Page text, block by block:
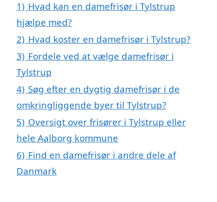
1) Hvad kan en damefrisør i Tylstrup
hjælpe med?
2) Hvad koster en damefrisør i Tylstrup?
3) Fordele ved at vælge damefrisør i
Tylstrup
4) Søg efter en dygtig damefrisør i de
omkringliggende byer til Tylstrup?
5) Oversigt over frisører i Tylstrup eller
hele Aalborg kommune
6) Find en damefrisør i andre dele af
Danmark